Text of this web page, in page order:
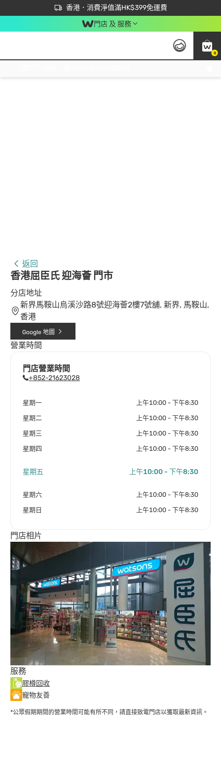
香港．消費淨值滿HK$399免運費
立即成為易賞錢會員盡享獨家優惠
首次APP下單買滿$450 輸入 NEWAPP 即減$50
門店 及 服務
0
返回
香港屈臣氏 迎海薈 門市
分店地址
新界馬鞍山烏溪沙路8號迎海薈2樓7號舖, 新界, 馬鞍山,
香港
Google 地圖
營業時間
門店營業時間
+852-21623028
星期一 上午10:00 - 下午8:30
星期二 上午10:00 - 下午8:30
星期三 上午10:00 - 下午8:30
星期四 上午10:00 - 下午8:30
星期五 上午10:00 - 下午8:30
星期六 上午10:00 - 下午8:30
星期日 上午10:00 - 下午8:30
門店相片
服務
膠樽回收
寵物友善
*公眾假期期間的營業時間可能有所不同，請直接致電門店以獲取最新資訊。